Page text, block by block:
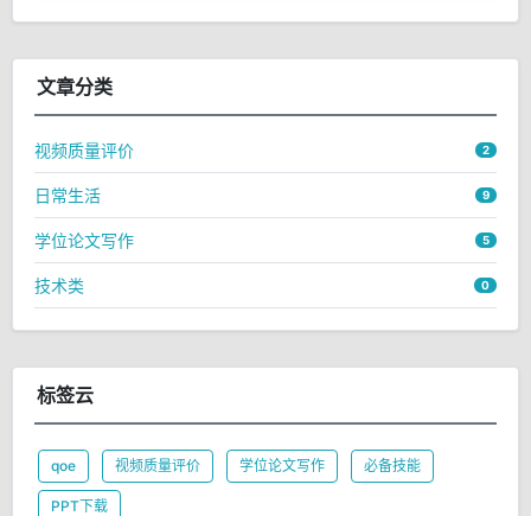
文章分类
视频质量评价 2
日常生活 9
学位论文写作 5
技术类 0
标签云
qoe 视频质量评价 学位论文写作 必备技能
PPT下载